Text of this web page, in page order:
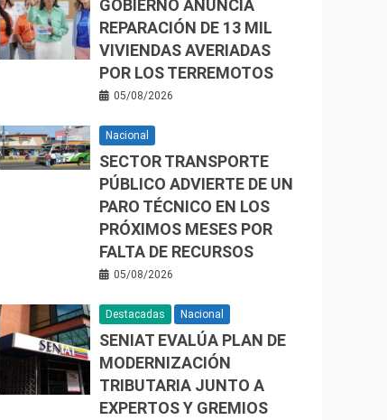
GOBIERNO ANUNCIA
REPARACIÓN DE 13 MIL
VIVIENDAS AVERIADAS
POR LOS TERREMOTOS
05/08/2026
Nacional
SECTOR TRANSPORTE
PÚBLICO ADVIERTE DE UN
PARO TÉCNICO EN LOS
PRÓXIMOS MESES POR
FALTA DE RECURSOS
05/08/2026
Destacadas Nacional
SENIAT EVALÚA PLAN DE
MODERNIZACIÓN
TRIBUTARIA JUNTO A
EXPERTOS Y GREMIOS